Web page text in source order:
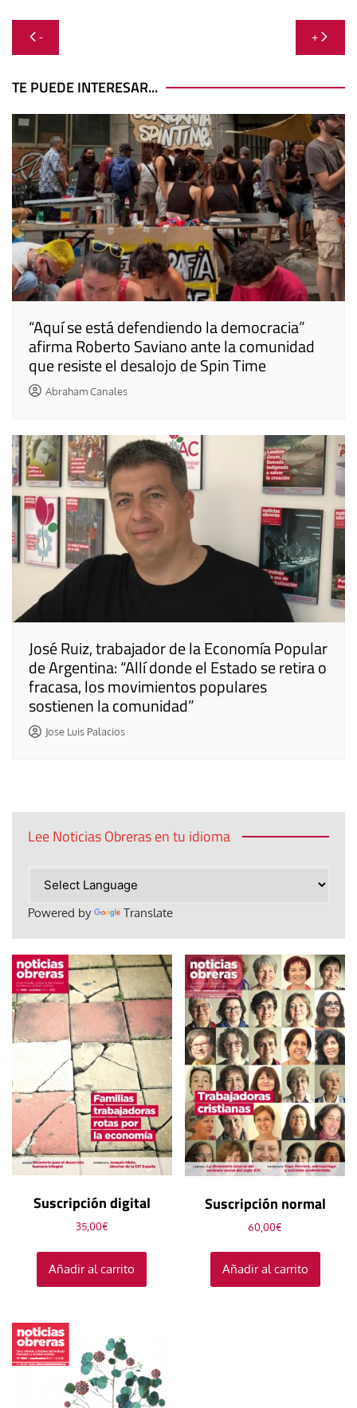
Navegación
de
entradas
- +
TE PUEDE INTERESAR...
“Aquí se está defendiendo la democracia”
afirma Roberto Saviano ante la comunidad
que resiste el desalojo de Spin Time
Abraham Canales
José Ruiz, trabajador de la Economía Popular
de Argentina: “Allí donde el Estado se retira o
fracasa, los movimientos populares
sostienen la comunidad”
Jose Luis Palacios
Lee Noticias Obreras en tu idioma
Powered by Translate
Suscripción digital
35,00€
Añadir al carrito
Suscripción normal
60,00€
Añadir al carrito